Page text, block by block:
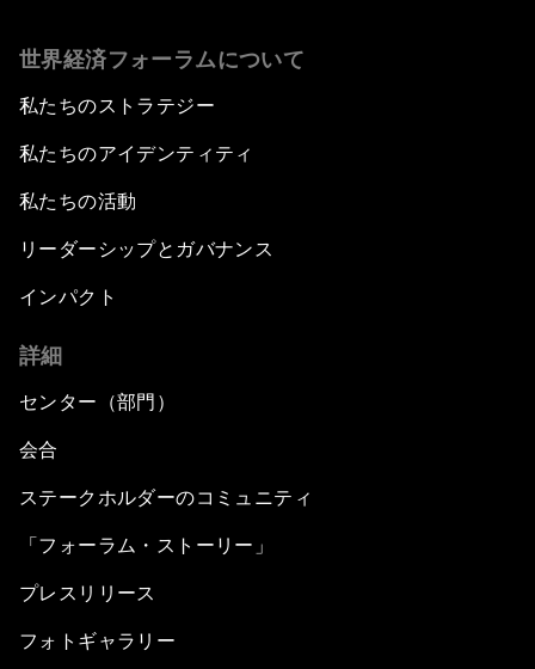
世界経済フォーラムについて
私たちのストラテジー
私たちのアイデンティティ
私たちの活動
リーダーシップとガバナンス
インパクト
詳細
センター（部門）
会合
ステークホルダーのコミュニティ
「フォーラム・ストーリー」
プレスリリース
フォトギャラリー